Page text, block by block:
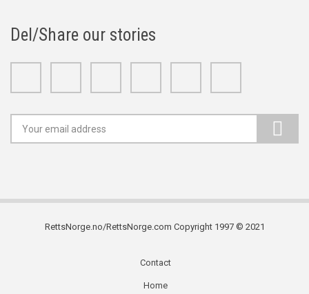
Del/Share our stories
RettsNorge.no/RettsNorge.com Copyright 1997 © 2021
Contact
Home